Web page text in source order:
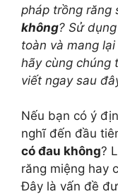
pháp trồng răng
không? Sử
toàn và mang
hãy cùng chúng
viết ngay sau
Nếu bạn có ý
nghĩ đến đầu
có đau không?
răng miệng hay
Đây là vấn đề